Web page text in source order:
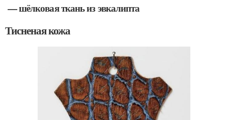
— шёлковая ткань из эвкалипта
Тисненая кожа